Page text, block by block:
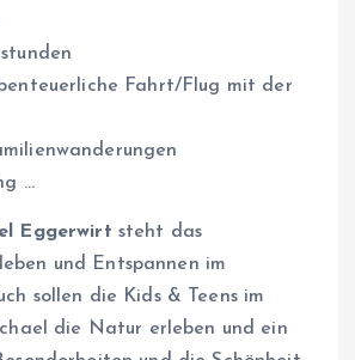
Fahrt/Flug mit der
…
Eggerwirt steht das
und Entspannen im
sollen die Kids & Teens im
die Natur erleben und ein